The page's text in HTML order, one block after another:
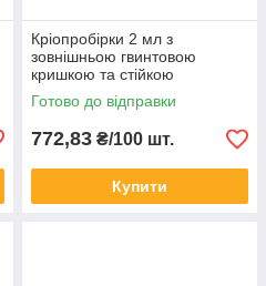
Кріопробірки 2 мл з
зовнішньою гвинтовою
кришкою та стійкою
платформою, стерильні (100
шт)
Готово до відправки
772,83 ₴/100 шт.
Купити